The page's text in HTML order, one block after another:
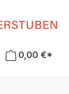
Produkte auf
0,00 €*